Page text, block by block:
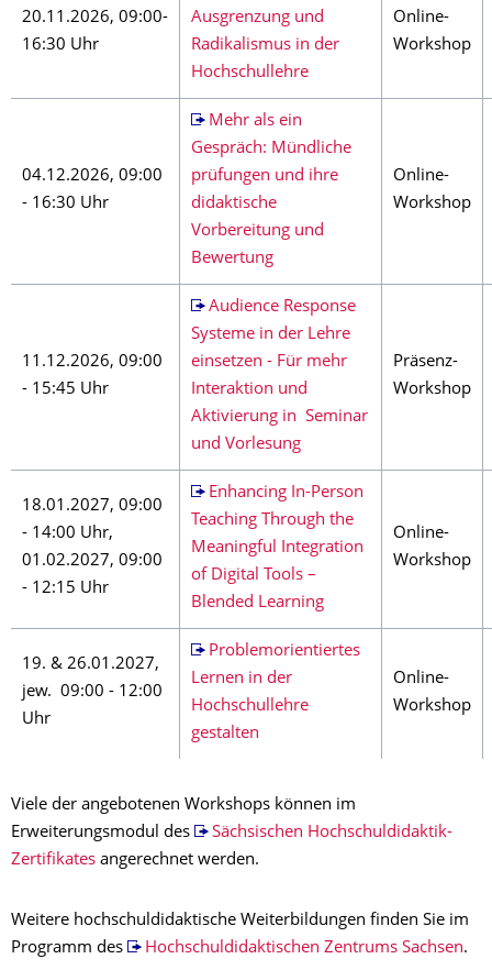
20.11.2026, 09:00-
16:30 Uhr
Ausgrenzung und
Radikalismus in der
Hochschullehre
Online-
Workshop
04.12.2026, 09:00
- 16:30 Uhr
Mehr als ein
Gespräch: Mündliche
prüfungen und ihre
didaktische
Vorbereitung und
Bewertung
Online-
Workshop
11.12.2026, 09:00
- 15:45 Uhr
Audience Response
Systeme in der Lehre
einsetzen - Für mehr
Interaktion und
Aktivierung in Seminar
und Vorlesung
Präsenz-
Workshop
18.01.2027, 09:00
- 14:00 Uhr,
01.02.2027, 09:00
- 12:15 Uhr
Enhancing In-Person
Teaching Through the
Meaningful Integration
of Digital Tools –
Blended Learning
Online-
Workshop
19. & 26.01.2027,
jew. 09:00 - 12:00
Uhr
Problemorientiertes
Lernen in der
Hochschullehre
gestalten
Online-
Workshop
Viele der angebotenen Workshops können im
Erweiterungsmodul des
Sächsischen Hochschuldidaktik-
Zertifikates angerechnet werden.
Weitere hochschuldidaktische Weiterbildungen finden Sie im
Programm des
Hochschuldidaktischen Zentrums Sachsen.